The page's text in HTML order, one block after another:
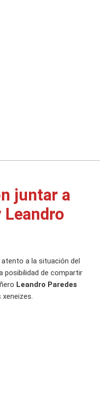
juntar a
Leandro
a la situación del
posibilidad de compartir
Leandro Paredes